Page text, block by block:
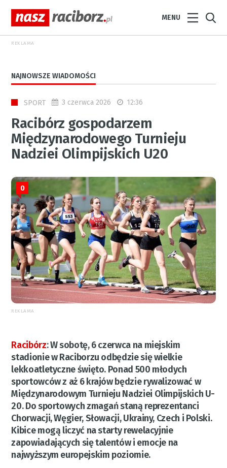
MENU
REKLAMA
NAJNOWSZE WIADOMOŚCI
SPORT 3 czerwca 2026 12:36
Racibórz gospodarzem
Międzynarodowego Turnieju
Nadziei Olimpijskich U20
0
REKLAMA
Racibórz:W sobotę, 6 czerwca na miejskim
stadionie w Raciborzu odbędzie się wielkie
lekkoatletyczne święto. Ponad 500 młodych
sportowców z aż 6 krajów będzie rywalizować w
Międzynarodowym Turnieju Nadziei Olimpijskich U-
20. Do sportowych zmagań staną reprezentanci
Chorwacji, Węgier, Słowacji, Ukrainy, Czech i Polski.
Kibice mogą liczyć na starty rewelacyjnie
zapowiadających się talentów i emocje na
najwyższym europejskim poziomie.